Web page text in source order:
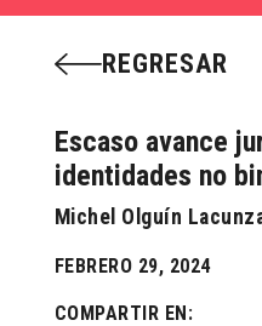
REGRESAR
Escaso avance
identidades no
Michel Olguín
FEBRERO 29, 2024
COMPARTIR EN: